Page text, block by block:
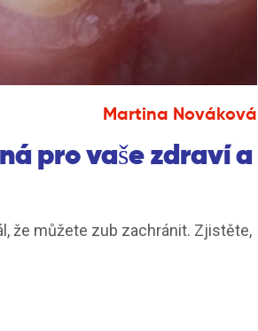
Martina Nováková
pro vaše zdraví a
že můžete zub zachránit. Zjistěte,